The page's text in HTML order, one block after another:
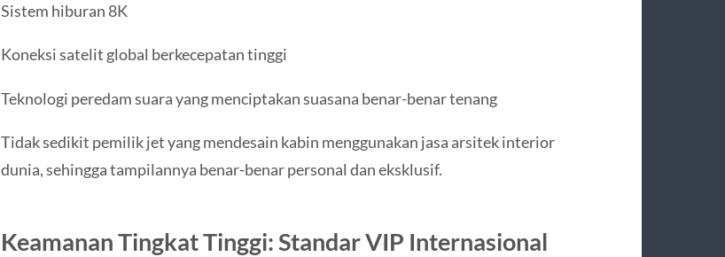
Sistem hiburan 8K
Koneksi satelit global berkecepatan tinggi
Teknologi peredam suara yang menciptakan suasana benar-benar tenang
Tidak sedikit pemilik jet yang mendesain kabin menggunakan jasa arsitek interior
dunia, sehingga tampilannya benar-benar personal dan eksklusif.
Keamanan Tingkat Tinggi: Standar VIP Internasional